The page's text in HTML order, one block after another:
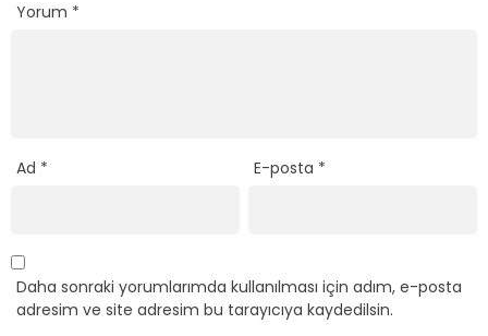
Yorum *
Ad * E-posta *
Daha sonraki yorumlarımda kullanılması için adım, e-posta
adresim ve site adresim bu tarayıcıya kaydedilsin.